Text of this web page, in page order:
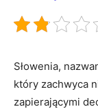
Słowenia,
który zachwyca
zapierającymi